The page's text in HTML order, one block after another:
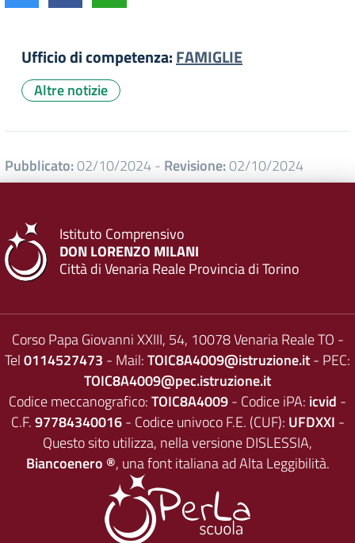
Ufficio di competenza:FAMIGLIE
Altre notizie
Pubblicato:02/10/2024- Revisione:02/10/2024
Istituto Comprensivo
DON LORENZO MILANI
Città di Venaria Reale Provincia di Torino
Corso Papa Giovanni XXIII, 54, 10078 Venaria Reale TO -
Tel0114527473 - Mail:TOIC8A4009@istruzione.it- PEC:
TOIC8A4009@pec.istruzione.it
Codice meccanografico:TOIC8A4009- Codice iPA: icvid -
C.F.97784340016- Codice univoco F.E. (CUF): UFDXXI -
Questo sito utilizza, nella versione DISLESSIA,
Biancoenero ®, una font italiana ad Alta Leggibilità.